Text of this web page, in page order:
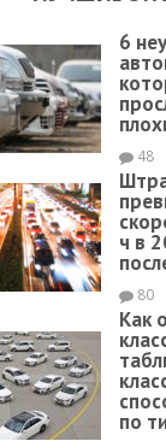
6
48
ч в
80
Как
по